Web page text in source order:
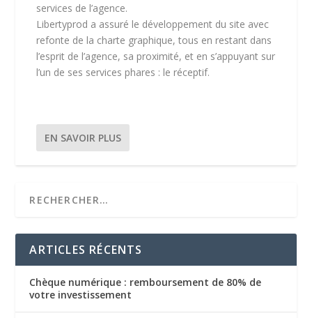
services de l’agence.
Libertyprod a assuré le développement du site avec
refonte de la charte graphique, tous en restant dans
l’esprit de l’agence, sa proximité, et en s’appuyant sur
l’un de ses services phares : le réceptif.
EN SAVOIR PLUS
ARTICLES RÉCENTS
Chèque numérique : remboursement de 80% de
votre investissement